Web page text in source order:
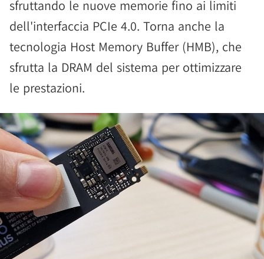
sfruttando le nuove memorie fino ai limiti
dell'interfaccia PCIe 4.0. Torna anche la
tecnologia Host Memory Buffer (HMB), che
sfrutta la DRAM del sistema per ottimizzare
le prestazioni.